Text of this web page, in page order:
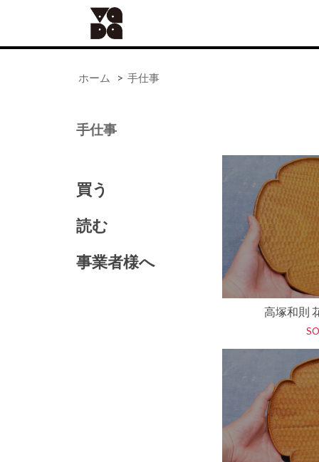
ホーム > 手仕事
手仕事
高塚和則
買う
器
手仕事
食の道具
41世紀（バッグ）
読む
事業者様へ